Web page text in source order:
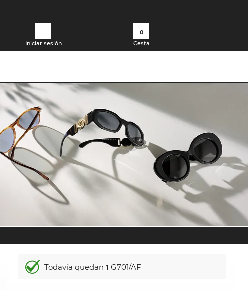
Iniciar sesión
0
Cesta
Todavía quedan1 G701/AF